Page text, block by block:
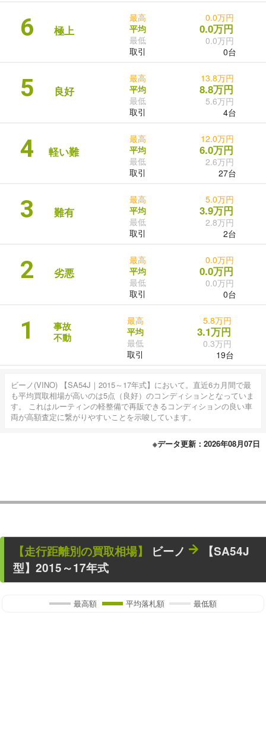
6 極上
最高
平均
最低
取引
0.0万円
0.0万円
0.0万円
0台
5 良好
最高
平均
最低
取引
13.8万円
8.8万円
5.6万円
4台
4 軽い難
最高
平均
最低
取引
12.0万円
6.0万円
2.6万円
27台
3 難有
最高
平均
最低
取引
5.0万円
3.9万円
2.8万円
2台
2 劣悪
最高
平均
最低
取引
0.0万円
0.0万円
0.0万円
0台
1
事故
不動
最高
平均
最低
取引
5.8万円
3.1万円
0.3万円
19台
ビーノ(VINO) 【SA54J｜2015～17年式】において。直近6カ月間で最
も平均買取相場が高いのは5点（良好）のコンディションとなっていま
す。 これはルーティンの軽整備で再販できるコンディションの良い車
両が高額査定に繋がりやすいことを示唆しています。
※データ更新：2026年08月07日
【走行距離別の買取相場】 ビーノ
【SA54J
型】2015～17年式
最高額 平均落札額 最低額